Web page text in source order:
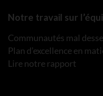
Notre travail sur
Communautés mal
Plan d’excellence en
Lire notre rapport